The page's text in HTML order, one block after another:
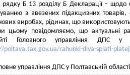
рядку Б 13 розділу Б Декларації – щодо
з ввезених підакцизних
виробах, рідинах, що
цьому повідомляємо, що актуальні
Головного управління ДПС у
poltava.tax.gov.ua/rahunki-dlya-splati-
управління ДПС у Полтавській